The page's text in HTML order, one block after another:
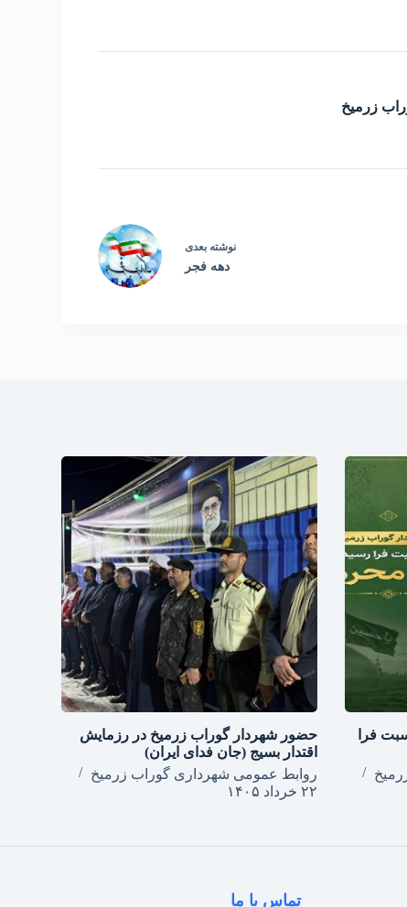
زرمیخ
نوشته بعدی
دهه فجر
فرا
حضور شهردار گوراب زرمیخ در رزمایش
اقتدار بسیج (جان فدای ایران)
روابط عمومی شهرداری گوراب زرمیخ
۲۲ خرداد ۱۴۰۵
تماس با ما